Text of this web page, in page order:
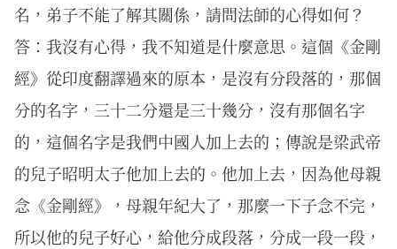
名，弟子不能了解其關係，請問法師的心得如何？
答：我沒有心得，我不知道是什麼意思。這個《金剛
經》從印度翻譯過來的原本，是沒有分段落的，那個
分的名字，三十二分還是三十幾分，沒有那個名字
的，這個名字是我們中國人加上去的；傳說是梁武帝
的兒子昭明太子他加上去的。他加上去，因為他母親
念《金剛經》，母親年紀大了，那麼一下子念不完，
所以他的兒子好心，給他分成段落，分成一段一段，